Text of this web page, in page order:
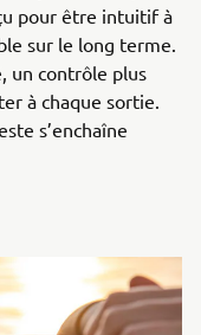
pour être intuitif à
sur le long terme.
un contrôle plus
à chaque sortie.
s’enchaîne